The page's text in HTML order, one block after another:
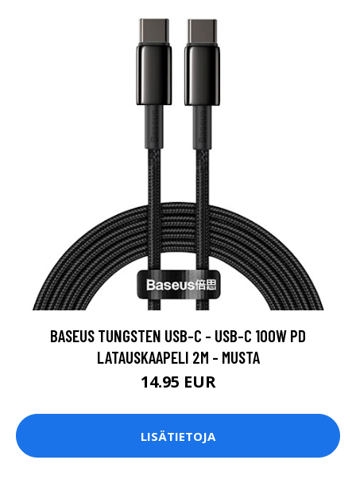
BASEUS TUNGSTEN USB-C - USB-C 100W PD
LATAUSKAAPELI 2M - MUSTA
14.95 EUR
LISÄTIETOJA